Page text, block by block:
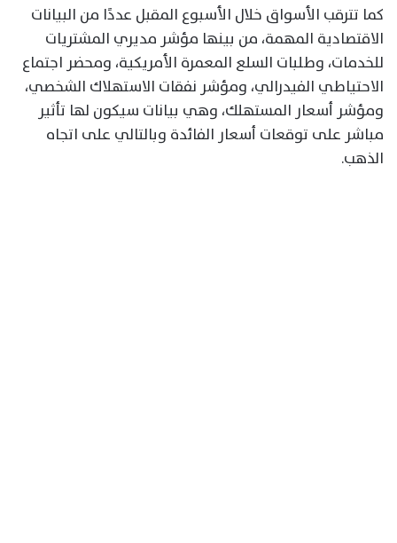
كما تترقب الأسواق خلال الأسبوع المقبل عددًا من البيانات
الاقتصادية المهمة، من بينها مؤشر مديري المشتريات
للخدمات، وطلبات السلع المعمرة الأمريكية، ومحضر اجتماع
الاحتياطي الفيدرالي، ومؤشر نفقات الاستهلاك الشخصي،
ومؤشر أسعار المستهلك، وهي بيانات سيكون لها تأثير
مباشر على توقعات أسعار الفائدة وبالتالي على اتجاه
الذهب.